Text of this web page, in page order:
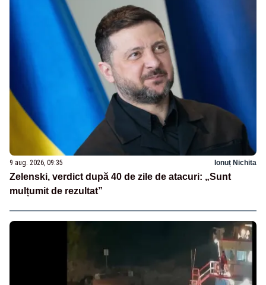
9 aug. 2026, 09:35 Ionuț Nichita
Zelenski, verdict după 40 de zile de atacuri: „Sunt
mulțumit de rezultat”